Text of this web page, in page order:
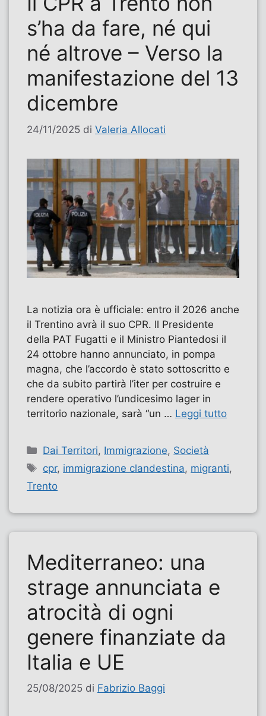
s’ha da fare, né qui
né altrove – Verso la
manifestazione del 13
dicembre
24/11/2025 di Valeria Allocati
La notizia ora è ufficiale: entro il 2026 anche
il Trentino avrà il suo CPR. Il Presidente
della PAT Fugatti e il Ministro Piantedosi il
24 ottobre hanno annunciato, in pompa
magna, che l’accordo è stato sottoscritto e
che da subito partirà l’iter per costruire e
rendere operativo l’undicesimo lager in
territorio nazionale, sarà “un … Leggi tutto
Categorie
Dai Territori, Immigrazione, Società
Tag
cpr, immigrazione clandestina, migranti,
Trento
Mediterraneo: una
strage annunciata e
atrocità di ogni
genere finanziate da
Italia e UE
25/08/2025 di Fabrizio Baggi